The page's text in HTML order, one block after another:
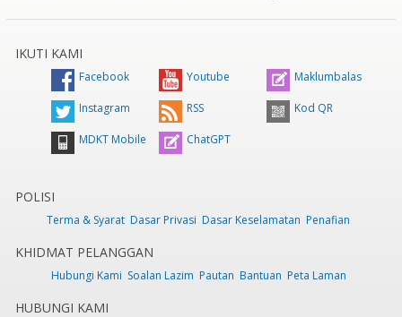
IKUTI KAMI
Facebook Youtube Maklumbalas
Instagram RSS Kod QR
MDKT Mobile ChatGPT
POLISI
Terma & Syarat Dasar Privasi Dasar Keselamatan Penafian
KHIDMAT PELANGGAN
Hubungi Kami Soalan Lazim Pautan Bantuan Peta Laman
HUBUNGI KAMI